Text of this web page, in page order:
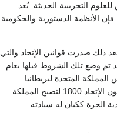
التجريبية الحديثة. يُعد
الأنظمة الدستورية والحكومية
إنجلترا (متضمنة ويلز) ظلت كدولة مُستقلة حتى 1 مايو 1707، بعد ذلك صدرت قوانين الإتحاد والتي
تم وضع تلك الشروط قبلها بعام
المملكة المتحدة لبريطانيا
العظمى. وفي عام 1800 بريطانيا العظمى إتحدت مع أيرلندا عن طريق قانون الإتحاد 1800 لتصبح المملكة
تأسيس الدولة الأيرلندية الحرة ككيان له سيادته